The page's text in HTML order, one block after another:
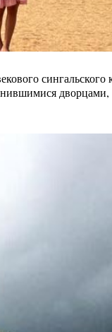
сингальского